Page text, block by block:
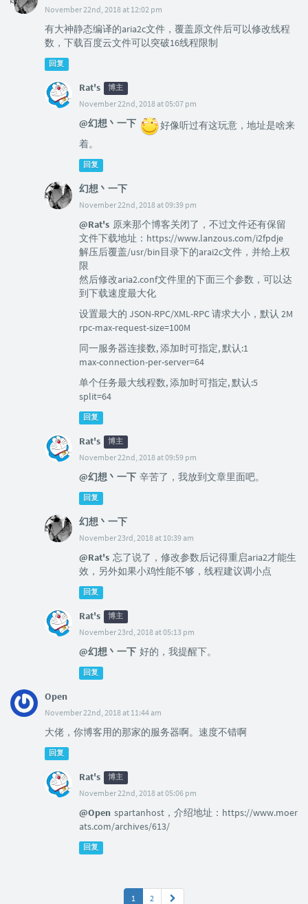
November 22nd, 2018 at 12:02 pm
有大神静态编译的aria2c文件，覆盖原文件后可以修改线程
数，下载百度云文件可以突破16线程限制
回复
Rat's 博主
November 22nd, 2018 at 05:07 pm
@幻想丶一下
好像听过有这玩意，地址是啥来
着。
回复
幻想丶一下
November 22nd, 2018 at 09:39 pm
@Rat's 原来那个博客关闭了，不过文件还有保留
文件下载地址：https://www.lanzous.com/i2fpdje
解压后覆盖/usr/bin目录下的arai2c文件，并给上权
限
然后修改aria2.conf文件里的下面三个参数，可以达
到下载速度最大化
设置最大的 JSON-RPC/XML-RPC 请求大小，默认 2M
rpc-max-request-size=100M
同一服务器连接数, 添加时可指定, 默认:1
max-connection-per-server=64
单个任务最大线程数, 添加时可指定, 默认:5
split=64
回复
Rat's 博主
November 22nd, 2018 at 09:59 pm
@幻想丶一下 辛苦了，我放到文章里面吧。
回复
幻想丶一下
November 23rd, 2018 at 10:39 am
@Rat's 忘了说了，修改参数后记得重启aria2才能生
效，另外如果小鸡性能不够，线程建议调小点
回复
Rat's 博主
November 23rd, 2018 at 05:13 pm
@幻想丶一下 好的，我提醒下。
回复
Open
November 22nd, 2018 at 11:44 am
大佬，你博客用的那家的服务器啊。速度不错啊
回复
Rat's 博主
November 22nd, 2018 at 05:06 pm
@Open spartanhost，介绍地址：https://www.moer
ats.com/archives/613/
回复
1 2